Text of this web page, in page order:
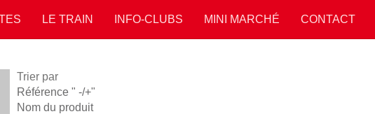
LE TRAIN INFO-CLUBS MINI MARCHÉ CONTACT
Trier par
Référence " -/+"
Nom du produit